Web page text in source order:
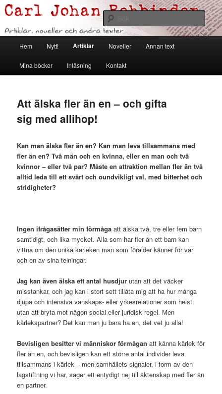
Hoppa
till
primärt
innehållCarl Johan Rehbinder
Artiklar, noveller och andra texter
Sök
Hem Nytt! Artiklar Noveller Annan text
Mina böcker Inläsning Kontakt
Att älska fler än en – och gifta
sig med allihop!
Kan man älska fler än en? Kan man leva tillsammans med
fler än en? Två män och en kvinna, eller en man och två
kvinnor – eller två par? Måste en attraktion mellan fler än två
alltid leda till ett svårt och oundvikligt val, med bitterhet och
stridigheter?
Ingen ifrågasätter min förmåga att älska två, tre eller fem barn
samtidigt, och lika mycket. Alla som har fler än ett barn kan
vittna om den unika kärleken man som förälder känner för var
och en av sina telningar.
Jag kan även älska ett antal husdjur utan att det väcker
misstankar, och jag kan i stort sett tillåta mig att ha hur många
djupa och intensiva vänskaps- eller yrkesrelationer som helst,
utan att bryta mot någon social eller juridisk regel. Men
kärlekspartner? Det kan man ju bara ha en, det vet ju alla!
Bevisligen besitter vi människor förmågan att känna kärlek för
fler än en, och bevisligen kan ett större antal individer leva
tillsammans i kärlek – men samhällets signaler, i form av den
lagstiftning vi har, säger ett entydigt nej till äktenskap med fler än
en partner.